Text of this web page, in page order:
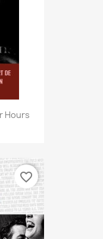
Hours
favorite_border